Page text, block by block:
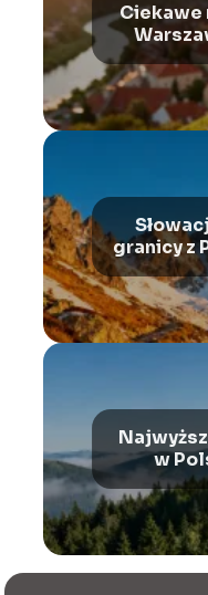
Ciekawe
granicy z
w